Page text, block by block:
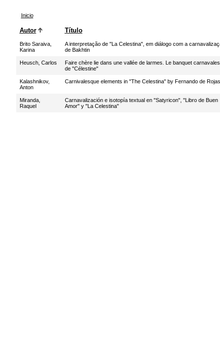
Inicio
Autor Título
Brito Saraiva,
Karina
A interpretação de "La Celestina", em diálogo com a
de Bakhtin
Heusch, Carlos
Faire chère lie dans une vallée de larmes. Le banquet
de "Célestine"
Kalashnikov,
Anton
Carnivalesque elements in "The Celestina" by Fernando de Rojas
Miranda,
Raquel
Carnavalización e isotopía textual en "Satyricon", "Libro de Buen
Amor" y "La Celestina"